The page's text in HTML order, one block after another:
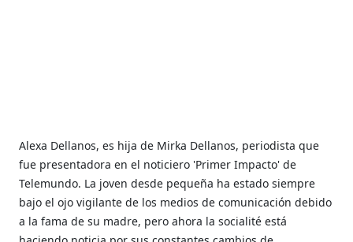
Alexa Dellanos, es hija de Mirka Dellanos, periodista que
fue presentadora en el noticiero 'Primer Impacto' de
Telemundo. La joven desde pequeña ha estado siempre
bajo el ojo vigilante de los medios de comunicación debido
a la fama de su madre, pero ahora la socialité está